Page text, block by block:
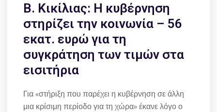
Β. Κικίλιας: Η κυβέρνηση
στηρίζει την κοινωνία – 56
εκατ. ευρώ για τη
συγκράτηση των τιμών στα
εισιτήρια
Για «στήριξη που παρέχει η κυβέρνηση σε άλλη
μια κρίσιμη περίοδο για τη χώρα» έκανε λόγο ο